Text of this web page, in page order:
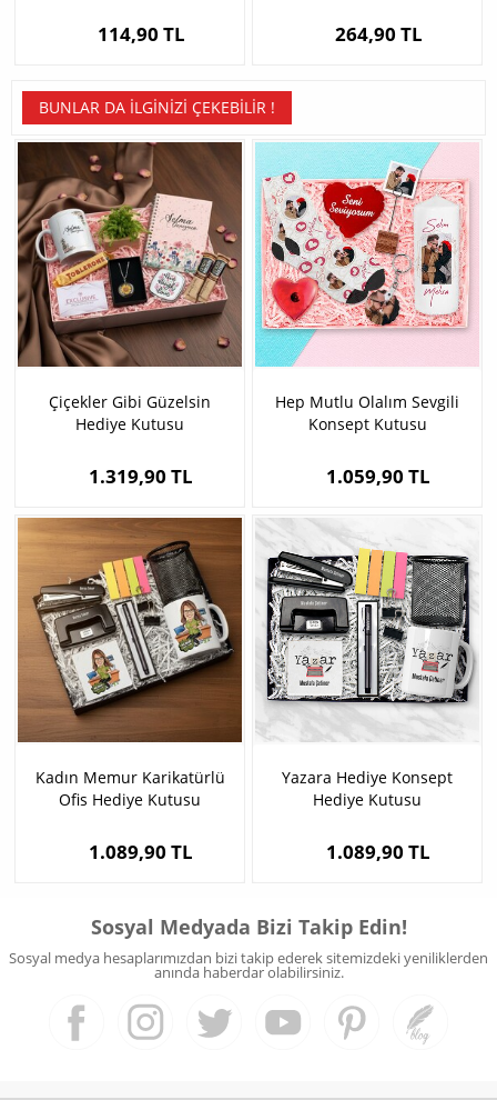
114,90 TL 264,90 TL
BUNLAR DA İLGINIZI ÇEKEBILIR !
Çiçekler Gibi Güzelsin
Hediye Kutusu
1.319,90 TL
Hep Mutlu Olalım Sevgili
Konsept Kutusu
1.059,90 TL
Kadın Memur Karikatürlü
Ofis Hediye Kutusu
1.089,90 TL
Yazara Hediye Konsept
Hediye Kutusu
1.089,90 TL
Sosyal Medyada Bizi Takip Edin!
Sosyal medya hesaplarımızdan bizi takip ederek sitemizdeki yeniliklerden
anında haberdar olabilirsiniz.